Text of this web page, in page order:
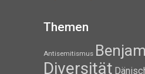
Themen
Antisemitismus
Diversität